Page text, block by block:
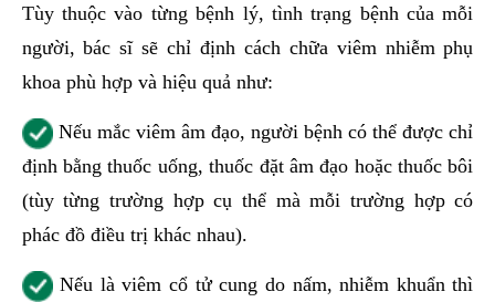
Tùy thuộc vào từng bệnh lý, tình trạng bệnh của mỗi
người, bác sĩ sẽ chỉ định cách chữa viêm nhiễm phụ
khoa phù hợp và hiệu quả như:
Nếu mắc viêm âm đạo, người bệnh có thể được chỉ
định bằng thuốc uống, thuốc đặt âm đạo hoặc thuốc bôi
(tùy từng trường hợp cụ thể mà mỗi trường hợp có
phác đồ điều trị khác nhau).
Nếu là viêm cổ tử cung do nấm, nhiễm khuẩn thì